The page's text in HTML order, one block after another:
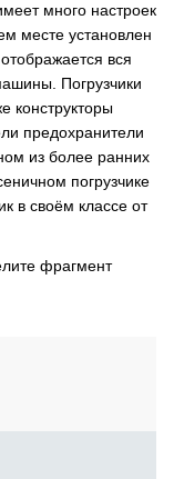
много настроек
месте установлен
вся
Погрузчики
конструкторы
предохранители
из более ранних
погрузчике
в своём классе от
фрагмент